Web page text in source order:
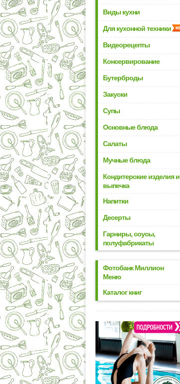
Виды кухни
Для кухонной техники
Видеорецепты
Консервирование
Бутерброды
Закуски
Супы
Основные блюда
Салаты
Мучные блюда
Кондитерские изделия и
выпечка
Напитки
Десерты
Гарниры, соусы,
полуфабрикаты
Фотобанк Миллион
Меню
Каталог книг